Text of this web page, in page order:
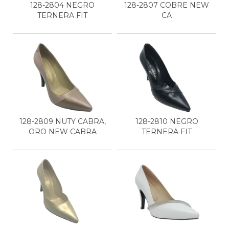
128-2804 NEGRO
TERNERA FIT
128-2807 COBRE NEW
CA
128-2809 NUTY CABRA,
ORO NEW CABRA
128-2810 NEGRO
TERNERA FIT